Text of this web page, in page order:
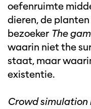
oefenruimte
dieren, de
bezoeker The
waarin niet the
staat, maar
existentie.
Crowd simulation